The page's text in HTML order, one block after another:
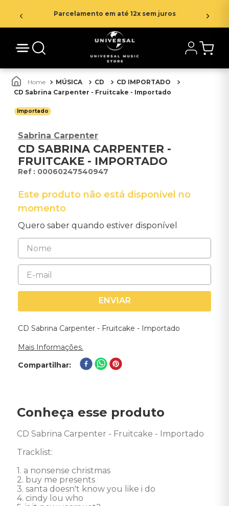
Parcelamento em até 12x sem juros
MÚSICA CD
CD IMPORTADO
CD Sabrina Carpenter - Fruitcake - Importado
Importado
Sabrina Carpenter
CD SABRINA CARPENTER -
FRUITCAKE - IMPORTADO
: 00060247540947
Este produto não está disponível no
momento
Quero saber quando estiver disponível
ENVIAR
CD Sabrina Carpenter - Fruitcake - Importado
Mais Informações.
Compartilhar
Conheça esse produto
CD Sabrina Carpenter - Fruitcake - Importado
Tracklist:
1. a nonsense christmas
2. buy me presents
3. santa doesn't know you like i do
4. cindy lou who